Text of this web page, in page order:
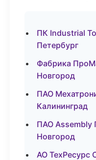
ПК Industrial
Петербург
Фабрика
Новгород
ПАО
Калининград
ПАО Assembly
Новгород
АО ТехРесурс